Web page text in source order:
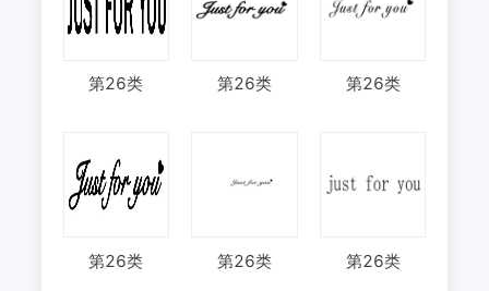
第26类 第26类 第26类
第26类 第26类 第26类